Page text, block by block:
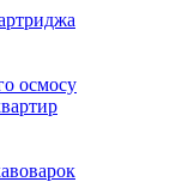
осмосу